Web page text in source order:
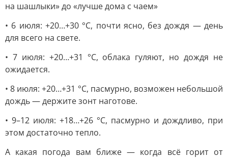
на шашлыки» до «лучше дома с чаем»
• 6 июля: +20…+30 °C, почти ясно, без дождя — день
для всего на свете.
• 7 июля: +20…+31 °C, облака гуляют, но дождя не
ожидается.
• 8 июля: +20…+31 °C, пасмурно, возможен небольшой
дождь — держите зонт наготове.
• 9–12 июля: +18…+26 °C, пасмурно и дождливо, при
этом достаточно тепло.
А какая погода вам ближе — когда всё горит от